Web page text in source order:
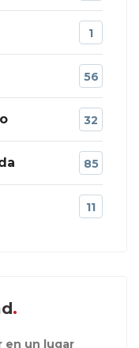
1
56
32
85
11
en un lugar